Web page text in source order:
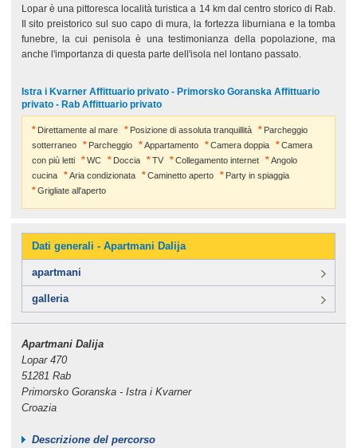
Lopar è una pittoresca località turistica a 14 km dal centro storico di Rab.
Il sito preistorico sul suo capo di mura, la fortezza liburniana e la tomba
funebre, la cui penisola è una testimonianza della popolazione, ma
anche l'importanza di questa parte dell'isola nel lontano passato.
Istra i Kvarner Affittuario privato - Primorsko Goranska Affittuario
privato - Rab Affittuario privato
Direttamente al mare Posizione di assoluta tranquillità
Parcheggio
sotterraneo
Parcheggio Appartamento Camera doppia
Camera
con più letti
WC Doccia TV Collegamento internet
Angolo
cucina
Aria condizionata Caminetto aperto
Party in spiaggia
Grigliate all'aperto
Dati generali - Apartmani Dalija
apartmani
galleria
Apartmani Dalija
Lopar 470
51281 Rab
Primorsko Goranska - Istra i Kvarner
Croazia
Descrizione del percorso